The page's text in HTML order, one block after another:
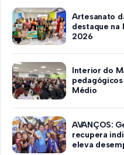
Artesanato
destaque na
2026
Interior do
Médio
AVANÇOS:
recupera
eleva